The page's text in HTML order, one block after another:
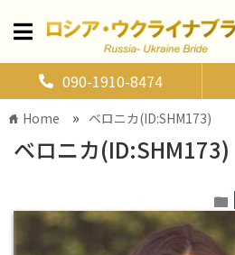
090-1910-8474
home Home » ベロニカ(ID:SHM173)
ベロニカ(ID:SHM173)
folder